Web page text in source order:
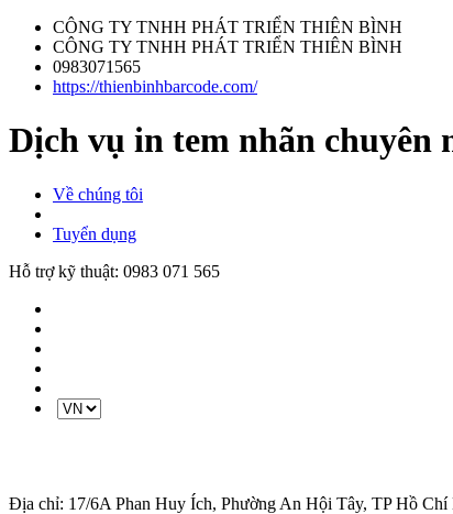
CÔNG TY TNHH PHÁT TRIỂN THIÊN BÌNH
CÔNG TY TNHH PHÁT TRIỂN THIÊN BÌNH
0983071565
https://thienbinhbarcode.com/
Dịch vụ in tem nhãn chuyên
Về chúng tôi
Tuyển dụng
Hỗ trợ kỹ thuật: 0983 071 565
Địa chỉ: 17/6A Phan Huy Ích, Phường An Hội Tây, TP Hồ